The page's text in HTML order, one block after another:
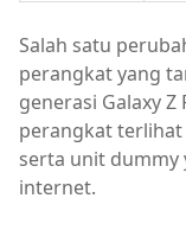
Salah satu
perangkat yang
generasi Galaxy
perangkat
serta unit dummy
internet.